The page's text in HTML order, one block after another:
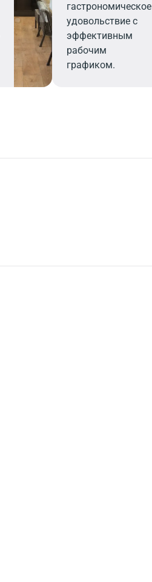
гастрономическое
удовольствие с
эффективным
рабочим
графиком.